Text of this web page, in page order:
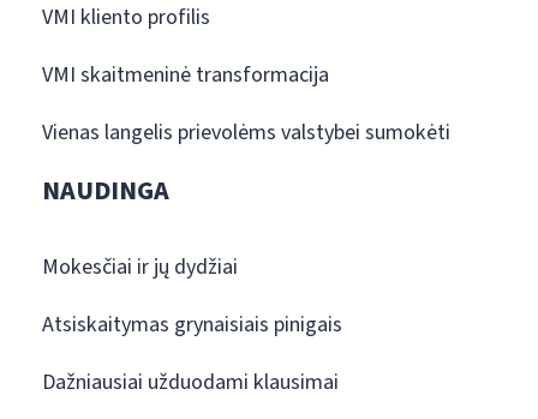
VMI kliento profilis
VMI skaitmeninė transformacija
Vienas langelis prievolėms valstybei sumokėti
NAUDINGA
Mokesčiai ir jų dydžiai
Atsiskaitymas grynaisiais pinigais
Dažniausiai užduodami klausimai